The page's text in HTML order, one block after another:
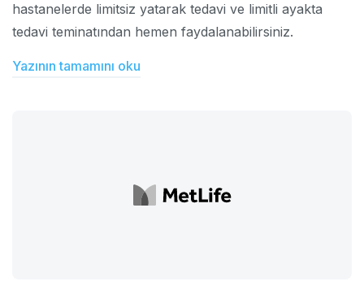
hastanelerde limitsiz yatarak tedavi ve limitli ayakta
tedavi teminatından hemen faydalanabilirsiniz.
Yazının tamamını oku